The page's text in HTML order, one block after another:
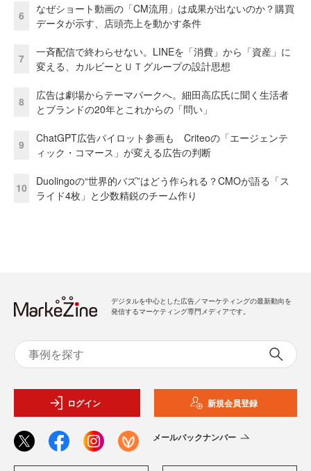
6
なぜショート動画の「CM流用」は成果が出ないのか？購買
データが示す、店頭売上を動かす条件
7
一斉配信で終わらせない。LINEを「消費」から「資産」に
変える、カルビーとＵＴグループの設計思想
8
広告は劇場からテーマパークへ。細田高広氏に聞く生活者
とブランドの20年とこれからの「問い」
9
ChatGPT広告パイロット参画も Criteoの「エージェンテ
ィック・コマース」が変える広告の判断
10
Duolingoの“世界的バズ”はどう作られる？CMOが語る「ス
ライド4枚」と少数精鋭のチーム作り
デジタルを中心とした広告／マーケティングの最新動向を
発信するマーケティング専門メディアです。
ログイン 新規会員登録
メールバックナンバー